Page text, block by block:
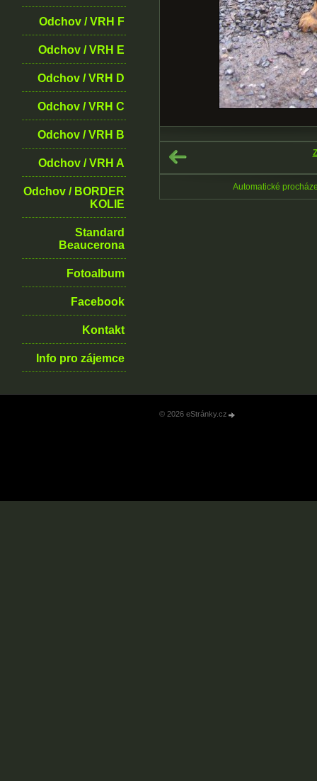
Odchov / VRH F
Odchov / VRH E
Odchov / VRH D
Odchov / VRH C
Odchov / VRH B
Odchov / VRH A
Odchov / BORDER
KOLIE
Standard
Beaucerona
Fotoalbum
Facebook
Kontakt
Info pro zájemce
Automatické
© 2026 eStránky.cz